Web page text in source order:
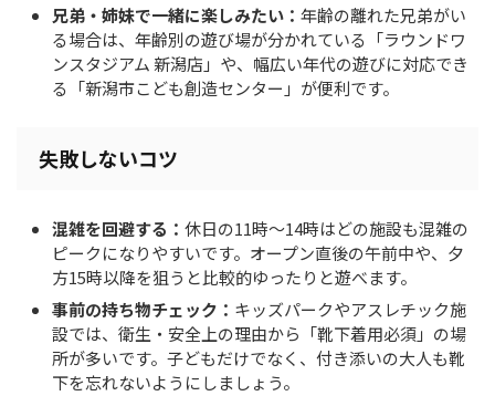
兄弟・姉妹で一緒に楽しみたい： 年齢の離れた兄弟がい
る場合は、年齢別の遊び場が分かれている「ラウンドワ
ンスタジアム 新潟店」や、幅広い年代の遊びに対応でき
る「新潟市こども創造センター」が便利です。
失敗しないコツ
混雑を回避する： 休日の11時〜14時はどの施設も混雑の
ピークになりやすいです。オープン直後の午前中や、夕
方15時以降を狙うと比較的ゆったりと遊べます。
事前の持ち物チェック： キッズパークやアスレチック施
設では、衛生・安全上の理由から「靴下着用必須」の場
所が多いです。子どもだけでなく、付き添いの大人も靴
下を忘れないようにしましょう。